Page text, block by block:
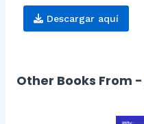
Descargar aquí
Other Books From